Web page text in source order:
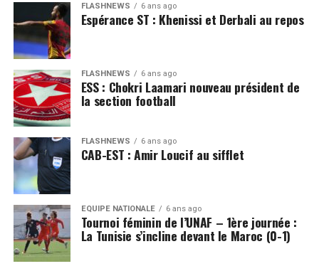
FLASHNEWS 6 ans ago
Espérance ST : Khenissi et Derbali au repos
FLASHNEWS 6 ans ago
ESS : Chokri Laamari nouveau président de
la section football
FLASHNEWS 6 ans ago
CAB-EST : Amir Loucif au sifflet
EQUIPE NATIONALE 6 ans ago
Tournoi féminin de l’UNAF – 1ère journée :
La Tunisie s’incline devant le Maroc (0-1)